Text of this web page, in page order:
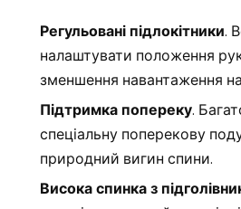
Регульовані підлокітники.
налаштувати положення
зменшення навантаження на
Підтримка попереку.
спеціальну поперекову
природний вигин спини.
Висока спинка з